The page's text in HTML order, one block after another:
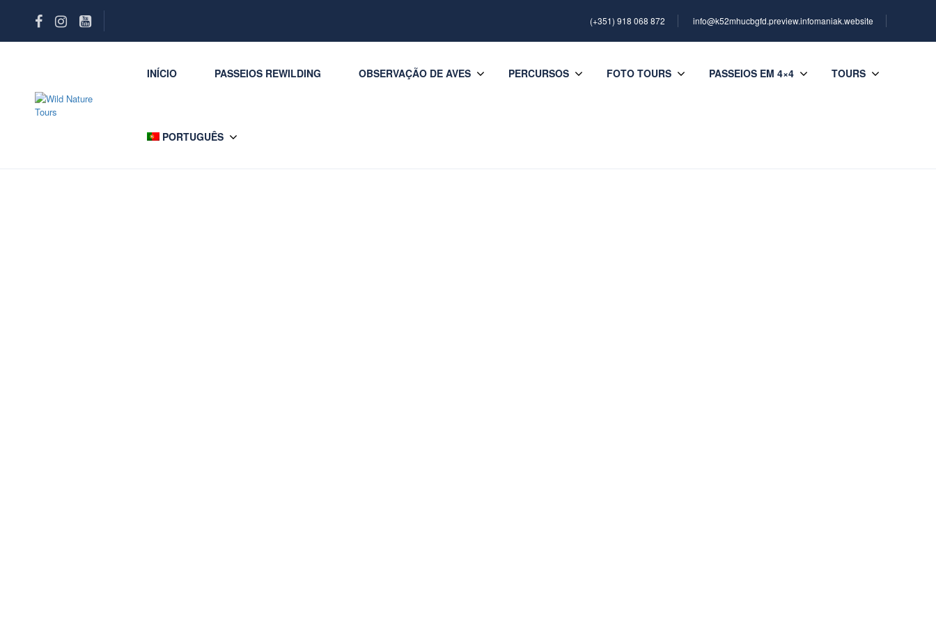
(+351) 918 068 872 info@k52mhucbgfd.preview.infomaniak.website
INÍCIO PASSEIOS REWILDING OBSERVAÇÃO DE AVES PERCURSOS FOTO TOURS PASSEIOS EM 4×4 TOURS
PORTUGUÊS